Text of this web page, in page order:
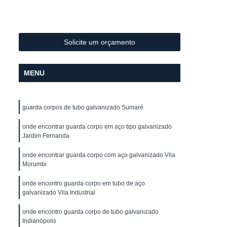
Conformação para Tubo
de Metal
Conformação
Galvanizado de Escada
Escada
Corrimão em Aço Galvanizado
Galvanizado para Escada
Corrimão Galvanizado de Aço
em Aço
Corrimão de Ferro
Escada
Corrimão em Ferro
Solicite um orçamento
MENU
guarda corpos de tubo galvanizado Sumaré
onde encontrar guarda corpo em aço tipo galvanizado
Jardim Fernanda
onde encontrar guarda corpo com aço galvanizado Vila
Morumbi
onde encontro guarda corpo em tubo de aço
galvanizado Vila Industrial
onde encontro guarda corpo de tubo galvanizado
Indianópolis